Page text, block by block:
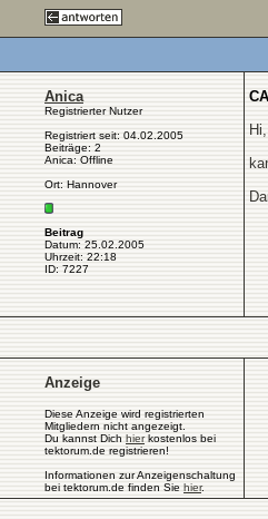
Anica
Registrierter Nutzer
Registriert seit: 04.02.2005
Beiträge: 2
Anica: Offline
Ort: Hannover
Beitrag
Datum: 25.02.2005
Uhrzeit: 22:18
ID: 7227
Hi,
Anzeige
Diese Anzeige wird registrierten
Mitgliedern nicht angezeigt.
Du kannst Dich hierkostenlos bei
tektorum.de registrieren!
Informationen zur Anzeigenschaltung
bei tektorum.de finden Sie hier.